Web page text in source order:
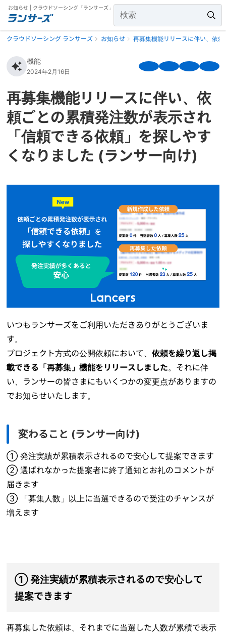
お知らせ | クラウドソーシング「ランサーズ」
クラウドソーシング ランサーズ お知らせ 再募集機能リリースに伴い、依
機能
2024年2月16日
再募集機能リリースに伴い、依
頼ごとの累積発注数が表示され
「信頼できる依頼」を探しやす
くなりました (ランサー向け)
いつもランサーズをご利用いただきありがとうございま
す。
プロジェクト方式の公開依頼において、依頼を繰り返し掲
載できる「再募集」機能をリリースしました。それに伴
い、ランサーの皆さまにもいくつかの変更点がありますの
でお知らせいたします。
変わること (ランサー向け)
① 発注実績が累積表示されるので安心して提案できます
② 選ばれなかった提案者に終了通知とお礼のコメントが
届きます
③ 「募集人数」以上に当選できるので受注のチャンスが
増えます
① 発注実績が累積表示されるので安心して
提案できます
再募集した依頼は、それまでに当選した人数が累積で表示